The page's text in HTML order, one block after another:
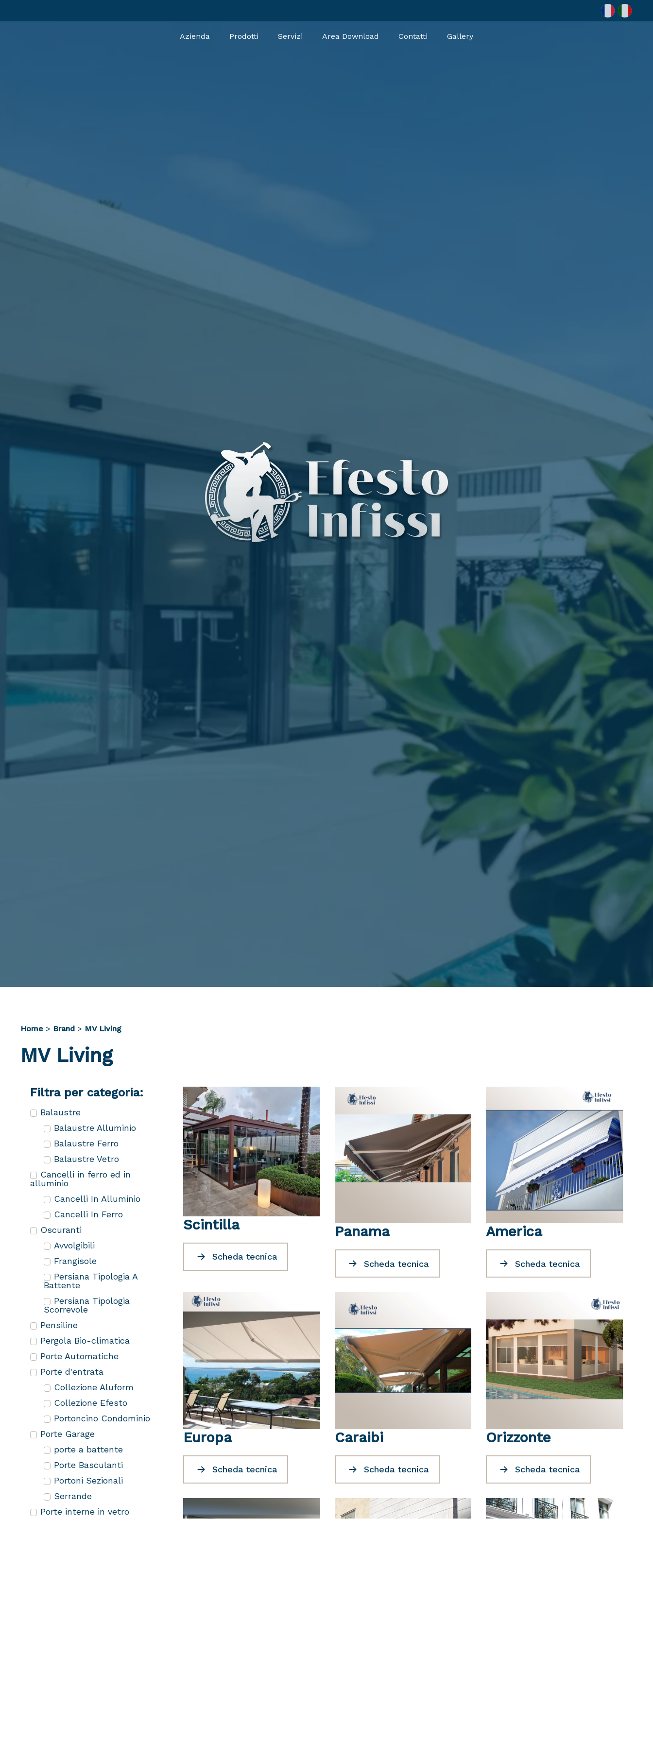
Azienda Prodotti Servizi Area Download Contatti Gallery
Home > Brand > MV Living
MV Living
Filtra per categoria:
Balaustre
Balaustre Alluminio
Balaustre Ferro
Balaustre Vetro
Cancelli in ferro ed in
alluminio
Cancelli In Alluminio
Cancelli In Ferro
Oscuranti
Avvolgibili
Frangisole
Persiana Tipologia A
Battente
Persiana Tipologia
Scorrevole
Pensiline
Pergola Bio-climatica
Porte Automatiche
Porte d'entrata
Collezione Aluform
Collezione Efesto
Portoncino Condominio
Porte Garage
porte a battente
Porte Basculanti
Portoni Sezionali
Serrande
Porte interne in vetro
Scintilla
Scheda tecnica
Panama
Scheda tecnica
America
Scheda tecnica
Europa
Scheda tecnica
Caraibi
Scheda tecnica
Orizzonte
Scheda tecnica